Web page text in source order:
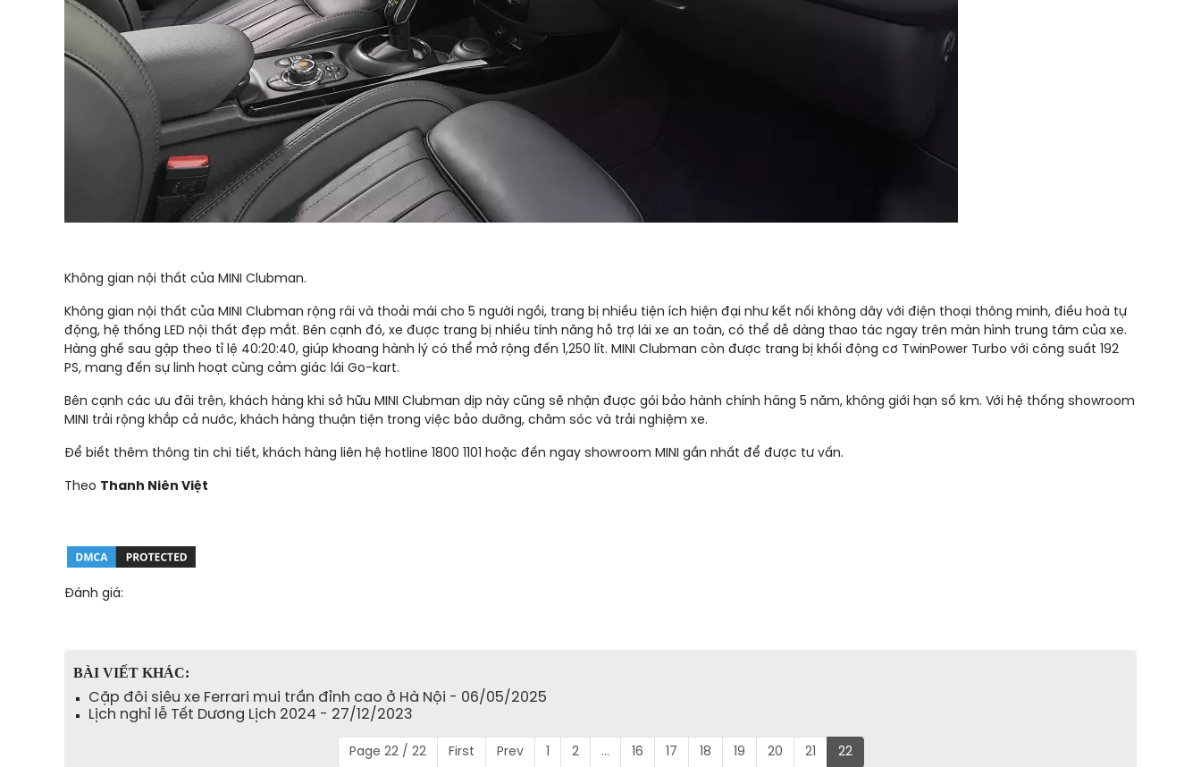
Không gian nội thất của MINI Clubman.
Không gian nội thất của MINI Clubman rộng rãi và thoải mái cho 5 người ngồi, trang bị nhiều tiện ích hiện đại như kết nối không dây với điện thoại thông minh, điều hoà tự
động, hệ thống LED nội thất đẹp mắt. Bên cạnh đó, xe được trang bị nhiều tính năng hỗ trợ lái xe an toàn, có thể dễ dàng thao tác ngay trên màn hình trung tâm của xe.
Hàng ghế sau gập theo tỉ lệ 40:20:40, giúp khoang hành lý có thể mở rộng đến 1,250 lít. MINI Clubman còn được trang bị khối động cơ TwinPower Turbo với công suất 192
PS, mang đến sự linh hoạt cùng cảm giác lái Go-kart.
Bên cạnh các ưu đãi trên, khách hàng khi sở hữu MINI Clubman dịp này cũng sẽ nhận được gói bảo hành chính hãng 5 năm, không giới hạn số km. Với hệ thống showroom
MINI trải rộng khắp cả nước, khách hàng thuận tiện trong việc bảo dưỡng, chăm sóc và trải nghiệm xe.
Để biết thêm thông tin chi tiết, khách hàng liên hệ hotline 1800 1101 hoặc đến ngay showroom MINI gần nhất để được tư vấn.
Theo Thanh Niên Việt
Đánh giá:
BÀI VIẾT KHÁC:
Cặp đôi siêu xe Ferrari mui trần đỉnh cao ở Hà Nội - 06/05/2025
Lịch nghỉ lễ Tết Dương Lịch 2024 - 27/12/2023
Page 22 / 22 First Prev 1 2 ... 16 17 18 19 20 21 22